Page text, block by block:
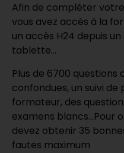
Afin de compléter
vous avez accès à la
un accès H24 depuis
tablette…
Plus de 6700
confondues, un suivi
formateur, des
examens blancs…Pour
devez obtenir 35
fautes maximum